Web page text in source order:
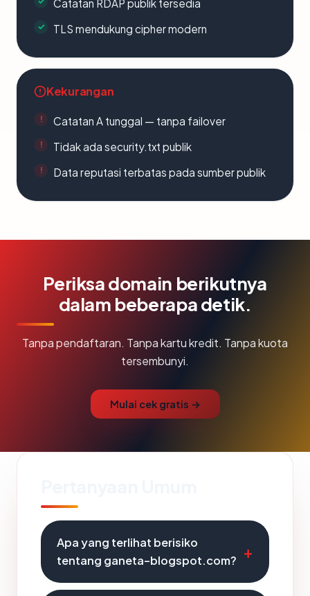
Catatan RDAP publik tersedia
TLS mendukung cipher modern
Kekurangan
Catatan A tunggal — tanpa failover
Tidak ada security.txt publik
Data reputasi terbatas pada sumber publik
Periksa domain berikutnya
dalam beberapa detik.
Tanpa pendaftaran. Tanpa kartu kredit. Tanpa kuota
tersembunyi.
Mulai cek gratis →
Apa yang terlihat berisiko
tentang ganeta-blogspot.com?